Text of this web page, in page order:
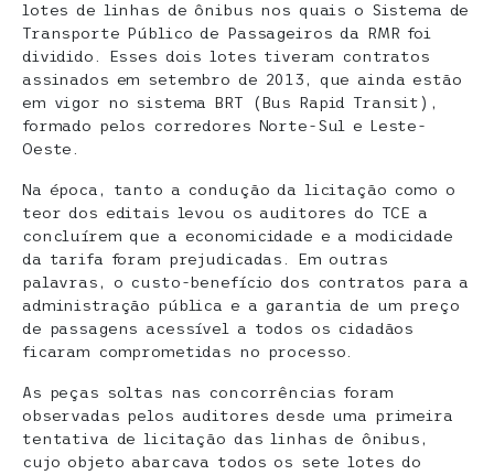
lotes de linhas de ônibus nos quais o Sistema de
Transporte Público de Passageiros da RMR foi
dividido. Esses dois lotes tiveram contratos
assinados em setembro de 2013, que ainda estão
em vigor no sistema BRT (Bus Rapid Transit),
formado pelos corredores Norte-Sul e Leste-
Oeste.
Na época, tanto a condução da licitação como o
teor dos editais levou os auditores do TCE a
concluírem que a economicidade e a modicidade
da tarifa foram prejudicadas. Em outras
palavras, o custo-benefício dos contratos para a
administração pública e a garantia de um preço
de passagens acessível a todos os cidadãos
ficaram comprometidas no processo.
As peças soltas nas concorrências foram
observadas pelos auditores desde uma primeira
tentativa de licitação das linhas de ônibus,
cujo objeto abarcava todos os sete lotes do